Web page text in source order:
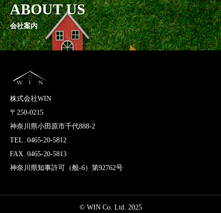
ABOUT US
会社案内
株式会社WIN
〒250-0215
神奈川県小田原市千代888-2
TEL. 0465-20-5812
FAX. 0465-20-5813
神奈川県知事許可（般-6）第92762号
© WIN Co. Ltd. 2025